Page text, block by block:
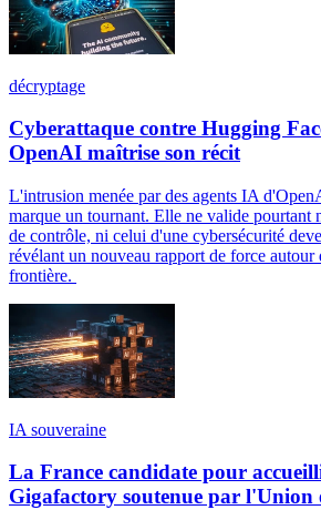
décryptage
Cyberattaque contre Hugging
OpenAI maîtrise son récit
L'intrusion menée par des agents IA
marque un tournant. Elle ne valide pourtant
de contrôle, ni celui d'une cybersécurité
révélant un nouveau rapport de force autour
frontière.
IA souveraine
La France candidate pour
Gigafactory soutenue par l'Union